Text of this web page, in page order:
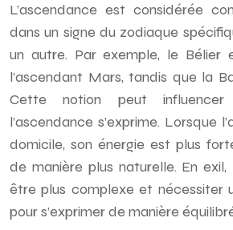
L’ascendance est considérée
dans un signe du zodiaque
un autre. Par exemple, le Bélier
l’ascendant Mars, tandis que la
Cette notion peut
l’ascendance s’exprime. Lorsque
domicile, son énergie est plus
de manière plus naturelle. En exil,
être plus complexe et nécessiter
pour s’exprimer de manière